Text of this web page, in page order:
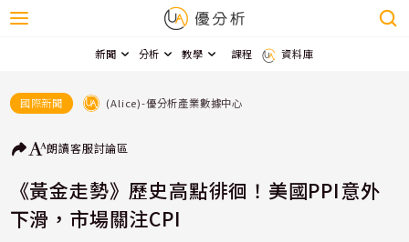
新聞 分析 教學 課程 資料庫
國際新聞 (Alice)-優分析產業數據中心
朗讀客服討論區
《黃金走勢》歷史高點徘徊！美國PPI意外
下滑，市場關注CPI